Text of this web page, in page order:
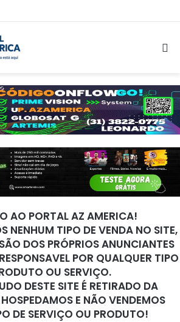
V2.25 – 17/03/2026
AO PORTAL AZ AMERICA!
NENHUM TIPO DE VENDA NO SITE,
DOS PRÓPRIOS ANUNCIANTES
POR QUALQUER TIPO
OU SERVIÇO.
DESTE SITE É RETIRADO DA
E NÃO VENDEMOS
DE SERVIÇO OU PRODUTO!